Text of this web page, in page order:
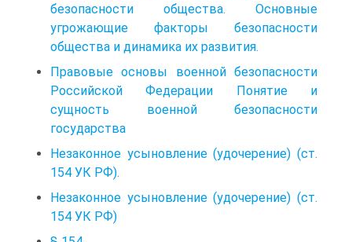
безопасности общества. Основные
угрожающие факторы безопасности
общества и динамика их развития.
Правовые основы военной безопасности
Российской Федерации Понятие и
сущность военной безопасности
государства
Незаконное усыновление (удочерение) (ст.
154 УК РФ).
Незаконное усыновление (удочерение) (ст.
154 УК РФ)